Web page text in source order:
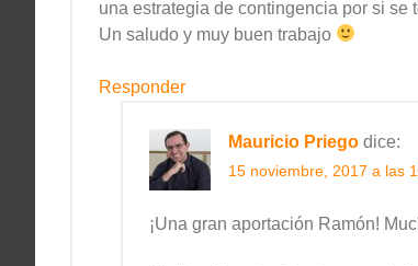
una estrategia de contingencia por si se
Un saludo y muy buen trabajo
Responder
Mauricio Priego dice:
15 noviembre, 2017 a las
¡Una gran aportación Ramón!